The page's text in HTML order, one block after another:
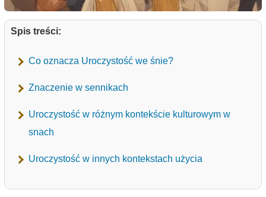
Spis treści:
Co oznacza Uroczystość we śnie?
Znaczenie w sennikach
Uroczystość w różnym kontekście kulturowym w
snach
Uroczystość w innych kontekstach użycia